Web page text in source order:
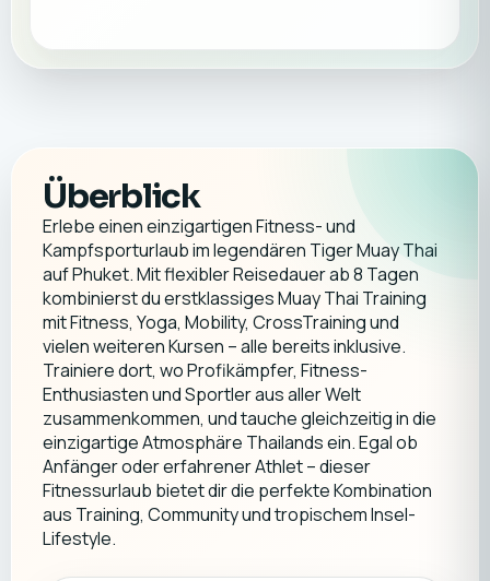
Überblick
Erlebe einen einzigartigen Fitness- und
Kampfsporturlaub im legendären Tiger Muay Thai
auf Phuket. Mit flexibler Reisedauer ab 8 Tagen
kombinierst du erstklassiges Muay Thai Training
mit Fitness, Yoga, Mobility, CrossTraining und
vielen weiteren Kursen – alle bereits inklusive.
Trainiere dort, wo Profikämpfer, Fitness-
Enthusiasten und Sportler aus aller Welt
zusammenkommen, und tauche gleichzeitig in die
einzigartige Atmosphäre Thailands ein. Egal ob
Anfänger oder erfahrener Athlet – dieser
Fitnessurlaub bietet dir die perfekte Kombination
aus Training, Community und tropischem Insel-
Lifestyle.